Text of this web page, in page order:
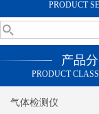
PRODUCT
产品
PRODUCT
气体检测仪